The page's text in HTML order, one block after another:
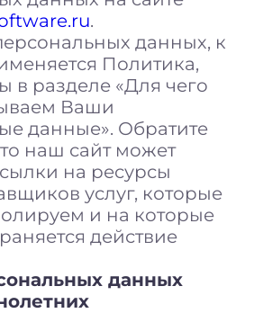
.
данных, к
Политика,
в разделе «Для чего
Ваши
данные». Обратите
наш сайт может
на ресурсы
услуг, которые
и на которые
действие
данных